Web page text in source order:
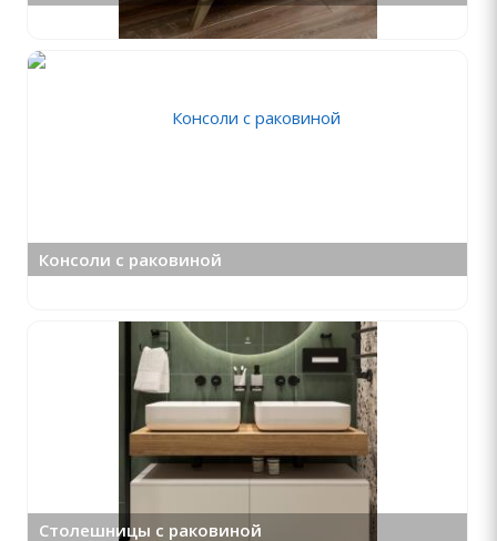
Консоли с раковиной
Столешницы с раковиной